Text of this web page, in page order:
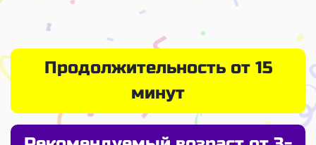
Продолжительность от 15
минут